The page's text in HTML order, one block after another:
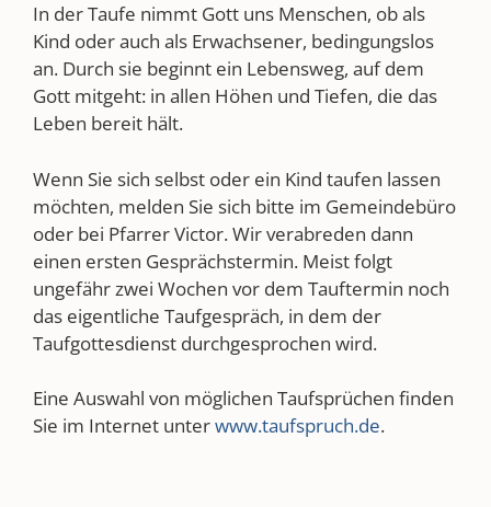
In der Taufe nimmt Gott uns Menschen, ob als
Kind oder auch als Erwachsener, bedingungslos
an. Durch sie beginnt ein Lebensweg, auf dem
Gott mitgeht: in allen Höhen und Tiefen, die das
Leben bereit hält.
Wenn Sie sich selbst oder ein Kind taufen lassen
möchten, melden Sie sich bitte im Gemeindebüro
oder bei Pfarrer Victor. Wir verabreden dann
einen ersten Gesprächstermin. Meist folgt
ungefähr zwei Wochen vor dem Tauftermin noch
das eigentliche Taufgespräch, in dem der
Taufgottesdienst durchgesprochen wird.
Eine Auswahl von möglichen Taufsprüchen finden
Sie im Internet unterwww.taufspruch.de.